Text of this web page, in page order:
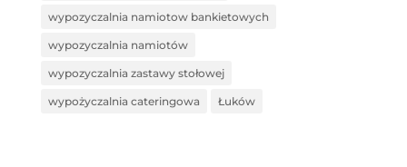
wypozyczalnia namiotow bankietowych
wypozyczalnia namiotów
wypozyczalnia zastawy stołowej
wypożyczalnia cateringowa Łuków